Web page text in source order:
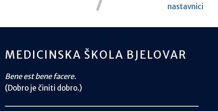
nastavnici
MEDICINSKA ŠKOLA BJELOVAR
Bene est bene facere.
(Dobro je činiti dobro.)